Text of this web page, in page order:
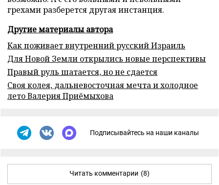
грехами разберется другая инстанция.
Другие материалы автора
Как поживает внутренний русский Израиль
Для Новой Земли открылись новые перспективы
Правый руль шатается, но не сдается
Своя колея, дальневосточная мечта и холодное
лето Валерия Приёмыхова
Подписывайтесь на наши каналы
Читать комментарии (8)